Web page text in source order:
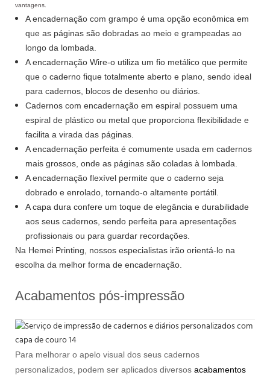
vantagens.
A encadernação com grampo é uma opção econômica em
que as páginas são dobradas ao meio e grampeadas ao
longo da lombada.
A encadernação Wire-o utiliza um fio metálico que permite
que o caderno fique totalmente aberto e plano, sendo ideal
para cadernos, blocos de desenho ou diários.
Cadernos com encadernação em espiral possuem uma
espiral de plástico ou metal que proporciona flexibilidade e
facilita a virada das páginas.
A encadernação perfeita é comumente usada em cadernos
mais grossos, onde as páginas são coladas à lombada.
A encadernação flexível permite que o caderno seja
dobrado e enrolado, tornando-o altamente portátil.
A capa dura confere um toque de elegância e durabilidade
aos seus cadernos, sendo perfeita para apresentações
profissionais ou para guardar recordações.
Na Hemei Printing, nossos especialistas irão orientá-lo na
escolha da melhor forma de encadernação.
Acabamentos pós-impressão
Para melhorar o apelo visual dos seus cadernos
personalizados, podem ser aplicados diversos acabamentos